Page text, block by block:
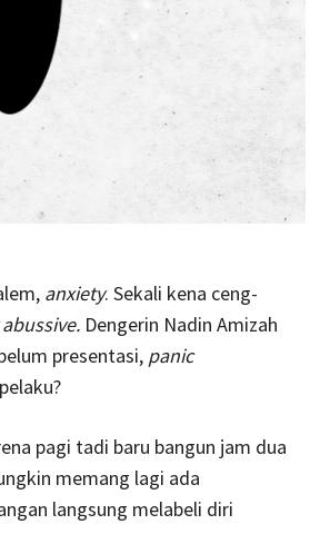
anxiety. Sekali kena ceng-
Dengerin Nadin Amizah
presentasi, panic
pagi tadi baru bangun jam dua
memang lagi ada
langsung melabeli diri